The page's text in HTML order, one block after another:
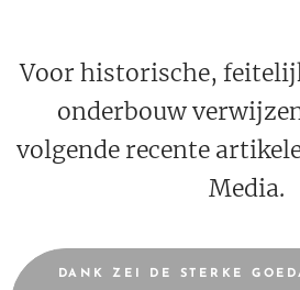
Voor historische,
onderbouw
volgende recente
Media.
DANK ZEI DE STERKE